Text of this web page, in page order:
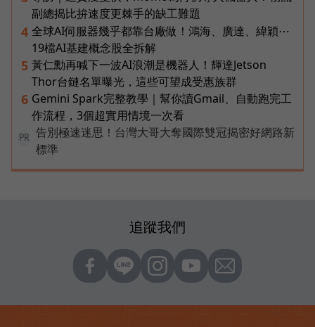
副總揭比拚速度更棘手的缺工難題
4 全球AI伺服器幾乎都靠台廠做！鴻海、廣達、緯穎⋯
19檔AI基建概念股全拆解
5 黃仁勳再喊下一波AI浪潮是機器人！輝達Jetson
Thor台鏈名單曝光，這些可望成受惠族群
6 Gemini Spark完整教學｜幫你讀Gmail、自動跑完工
作流程，3個超實用情境一次看
PR
告別極速迷思！台灣大哥大奪國際雙冠揭密好網路新
標準
追蹤我們